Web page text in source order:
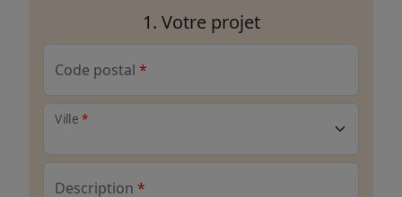
1. Votre projet
Code postal
Ville
Description